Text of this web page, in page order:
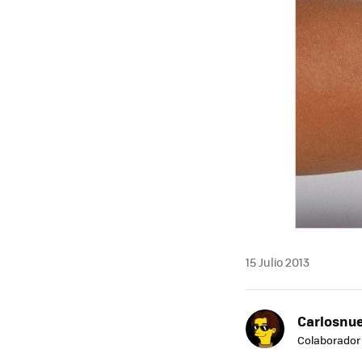
15 Julio 2013
Colaborador